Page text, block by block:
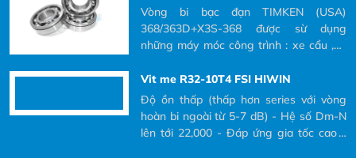
Vòng bi bạc đạn TIMKEN (USA)
368/363D+X3S-368 được sừ dụng
những máy móc công trình : xe cẩu ,xe
Vit me R32-10T4 FSI HIWIN
Độ ồn thấp (thấp hơn series với vòng
hoàn bi ngoài từ 5-7 dB) - Hệ số Dm-N
lên tới 22,000 - Đáp ứng gia tốc cao -